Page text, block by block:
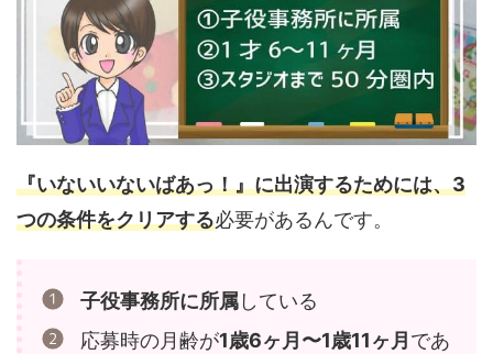
『いないいないばあっ！』に出演するためには、3
つの条件をクリアする必要があるんです。
子役事務所に所属している
応募時の月齢が1歳6ヶ月〜1歳11ヶ月 であ